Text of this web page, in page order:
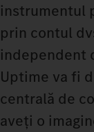
instrumentul
prin contul
independent
Uptime va fi
centrală de
aveți o